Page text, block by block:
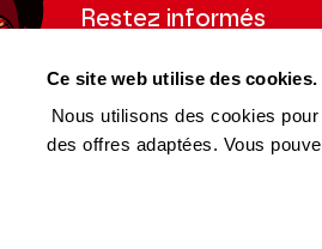
Ce site web utilise des cookies.
Nous utilisons des cookies
des offres adaptées. Vous
Restez informés
recevoir les informations du